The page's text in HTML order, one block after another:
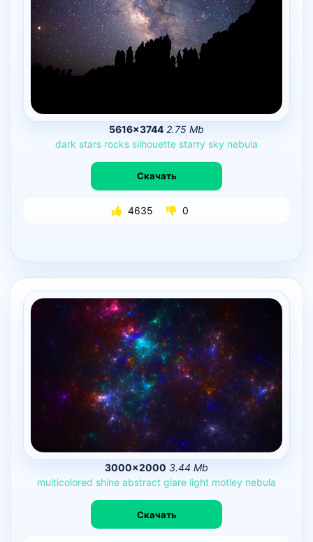
5616×3744 2.75 Mb
dark stars rocks silhouette starry sky nebula
Скачать
4635 0
3000×2000 3.44 Mb
multicolored shine abstract glare light motley nebula
Скачать